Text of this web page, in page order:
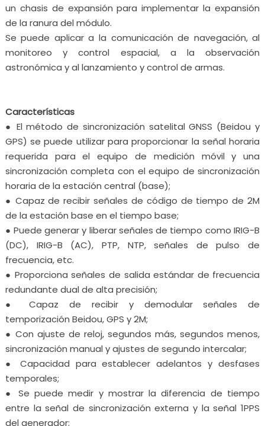
un chasis de expansión para implementar la expansión
de la ranura del módulo.
Se puede aplicar a la comunicación de navegación, al
monitoreo y control espacial, a la observación
astronómica y al lanzamiento y control de armas.
Características
● El método de sincronización satelital GNSS (Beidou y
GPS) se puede utilizar para proporcionar la señal horaria
requerida para el equipo de medición móvil y una
sincronización completa con el equipo de sincronización
horaria de la estación central (base);
● Capaz de recibir señales de código de tiempo de 2M
de la estación base en el tiempo base;
● Puede generar y liberar señales de tiempo como IRIG-B
(DC), IRIG-B (AC), PTP, NTP, señales de pulso de
frecuencia, etc.
● Proporciona señales de salida estándar de frecuencia
redundante dual de alta precisión;
● Capaz de recibir y demodular señales de
temporización Beidou, GPS y 2M;
● Con ajuste de reloj, segundos más, segundos menos,
sincronización manual y ajustes de segundo intercalar;
● Capacidad para establecer adelantos y desfases
temporales;
● Se puede medir y mostrar la diferencia de tiempo
entre la señal de sincronización externa y la señal 1PPS
del generador;